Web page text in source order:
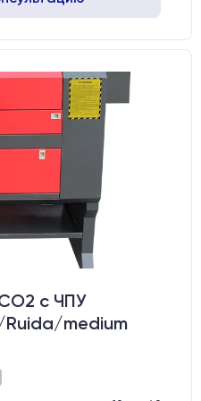
c ЧПУ
medium